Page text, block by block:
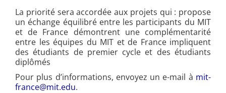
La priorité sera accordée aux projets qui : propose
un échange équilibré entre les participants du MIT
et de France démontrent une complémentarité
entre les équipes du MIT et de France impliquent
des étudiants de premier cycle et des étudiants
diplômés
Pour plus d’informations, envoyez un e-mail à mit-
france@mit.edu.